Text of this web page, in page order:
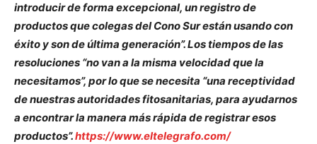
introducir de forma excepcional, un registro de
productos que colegas del Cono Sur están usando con
éxito y son de última generación”. Los tiempos de las
resoluciones “no van a la misma velocidad que la
necesitamos”, por lo que se necesita “una receptividad
de nuestras autoridades fitosanitarias, para ayudarnos
a encontrar la manera más rápida de registrar esos
productos”.https://www.eltelegrafo.com/